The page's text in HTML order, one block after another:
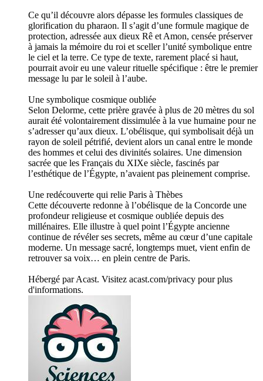
Ce qu’il découvre alors dépasse les formules classiques de
glorification du pharaon. Il s’agit d’une formule magique de
protection, adressée aux dieux Rê et Amon, censée préserver
à jamais la mémoire du roi et sceller l’unité symbolique entre
le ciel et la terre. Ce type de texte, rarement placé si haut,
pourrait avoir eu une valeur rituelle spécifique : être le premier
message lu par le soleil à l’aube.
Une symbolique cosmique oubliée
Selon Delorme, cette prière gravée à plus de 20 mètres du sol
aurait été volontairement dissimulée à la vue humaine pour ne
s’adresser qu’aux dieux. L’obélisque, qui symbolisait déjà un
rayon de soleil pétrifié, devient alors un canal entre le monde
des hommes et celui des divinités solaires. Une dimension
sacrée que les Français du XIXe siècle, fascinés par
l’esthétique de l’Égypte, n’avaient pas pleinement comprise.
Une redécouverte qui relie Paris à Thèbes
Cette découverte redonne à l’obélisque de la Concorde une
profondeur religieuse et cosmique oubliée depuis des
millénaires. Elle illustre à quel point l’Égypte ancienne
continue de révéler ses secrets, même au cœur d’une capitale
moderne. Un message sacré, longtemps muet, vient enfin de
retrouver sa voix… en plein centre de Paris.
Hébergé par Acast. Visitez acast.com/privacy pour plus
d'informations.